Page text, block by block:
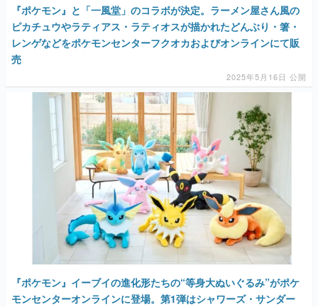
『ポケモン』と「一風堂」のコラボが決定。ラーメン屋さん風の
ピカチュウやラティアス・ラティオスが描かれたどんぶり・箸・
レンゲなどをポケモンセンターフクオカおよびオンラインにて販
売
2025年5月16日 公開
『ポケモン』イーブイの進化形たちの“等身大ぬいぐるみ”がポケ
モンセンターオンラインに登場。第1弾はシャワーズ・サンダー